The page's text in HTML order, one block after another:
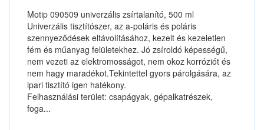
Motip 090509 univerzális zsírtalanító, 500 ml
Univerzális tisztítószer, az a-poláris és poláris
szennyeződések eltávolításához, kezelt és kezeletlen
fém és műanyag felületekhez. Jó zsíroldó képességű,
nem vezeti az elektromosságot, nem okoz korróziót és
nem hagy maradékot.Tekintettel gyors párolgására, az
ipari tisztító igen hatékony.
Felhasználási terület: csapágyak, gépalkatrészek,
foga...